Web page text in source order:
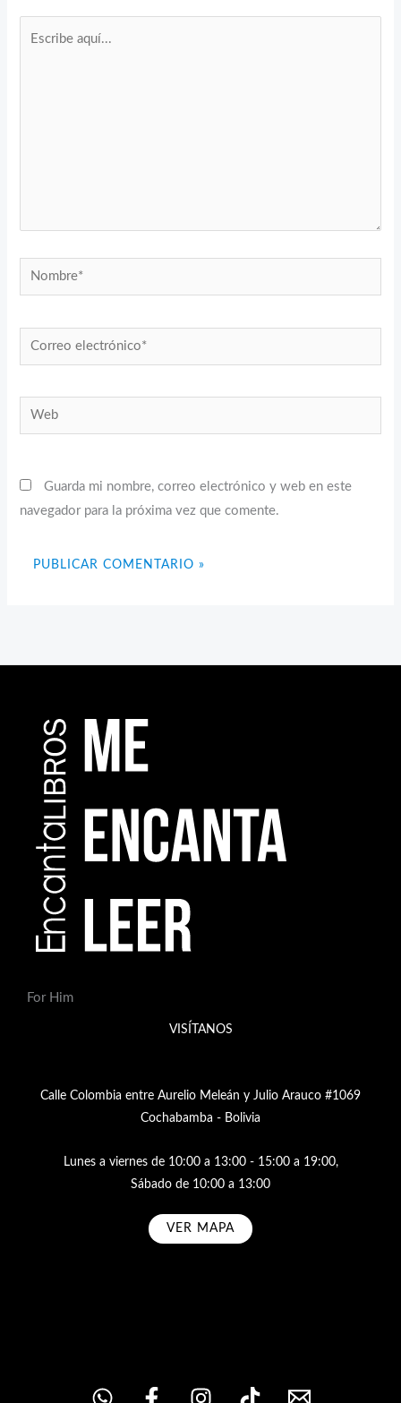
Nombre*
Correo
electrónico*
Web
Guarda mi nombre, correo electrónico y web en este
navegador para la próxima vez que comente.
For Him
VISÍTANOS
Calle Colombia entre Aurelio Meleán y Julio Arauco #1069
Cochabamba - Bolivia
Lunes a viernes de 10:00 a 13:00 - 15:00 a 19:00,
Sábado de 10:00 a 13:00
VER MAPA